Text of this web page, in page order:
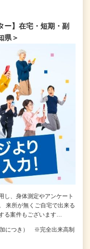
ー】在宅・短期・副
県＞
し、身体測定やアンケート
来所が無くご自宅で出来る
る案件もございます…
につき） ※完全出来高制